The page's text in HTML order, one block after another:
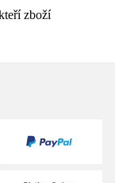
zboží